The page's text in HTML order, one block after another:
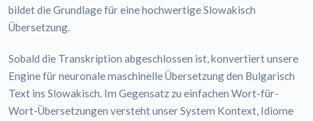
bildet die Grundlage für eine hochwertige Slowakisch
Übersetzung.
Sobald die Transkription abgeschlossen ist, konvertiert unsere
Engine für neuronale maschinelle Übersetzung den Bulgarisch
Text ins Slowakisch. Im Gegensatz zu einfachen Wort-für-
Wort-Übersetzungen versteht unser System Kontext, Idiome